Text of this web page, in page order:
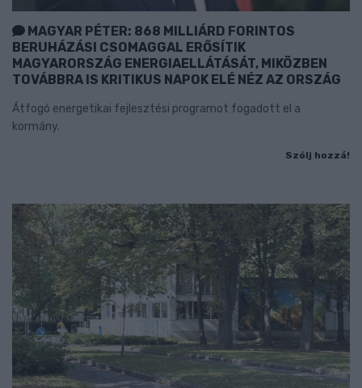
MAGYAR PÉTER: 868 MILLIÁRD FORINTOS
BERUHÁZÁSI CSOMAGGAL ERŐSÍTIK
MAGYARORSZÁG ENERGIAELLÁTÁSÁT, MIKÖZBEN
TOVÁBBRA IS KRITIKUS NAPOK ELÉ NÉZ AZ ORSZÁG
Átfogó energetikai fejlesztési programot fogadott el a
kormány.
Szólj hozzá!